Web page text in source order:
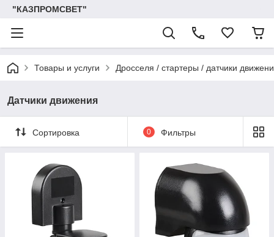
"КАЗПРОМСВЕТ"
Товары и услуги Дросселя / стартеры / датчики
Датчики движения
Сортировка 0 Фильтры